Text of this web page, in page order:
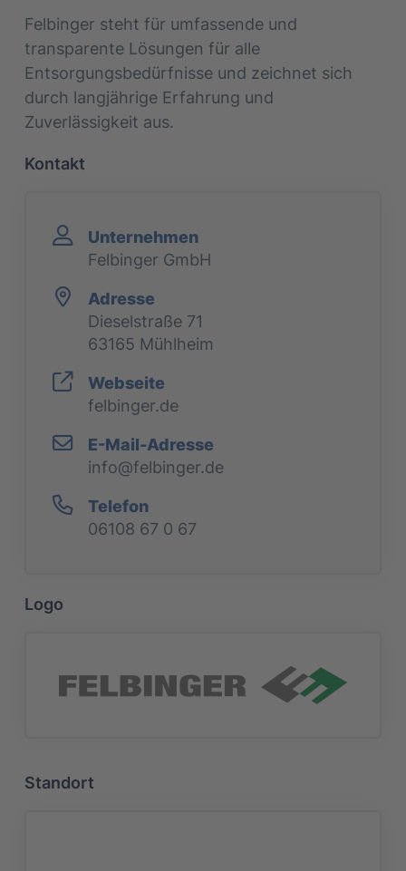
Felbinger steht für umfassende und
transparente Lösungen für alle
Entsorgungsbedürfnisse und zeichnet sich
durch langjährige Erfahrung und
Zuverlässigkeit aus.
Kontakt
Unternehmen
Felbinger GmbH
Adresse
Dieselstraße 71
63165 Mühlheim
Webseite
felbinger.de
E-Mail-Adresse
info@felbinger.de
Telefon
06108 67 0 67
Logo
Standort